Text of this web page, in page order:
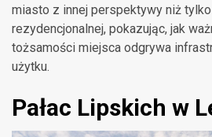
miasto z innej perspektywy niż
rezydencjonalnej, pokazując, jak
tożsamości miejsca odgrywa
użytku.
Pałac Lipskich w